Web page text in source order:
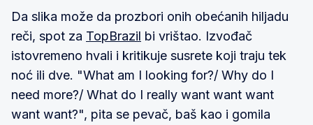
Da slika može da prozbori onih obećanih hiljadu
reči, spot za TopBrazil bi vrištao. Izvođač
istovremeno hvali i kritikuje susrete koji traju tek
noć ili dve. "What am I looking for?/ Why do I
need more?/ What do I really want want want
want want?", pita se pevač, baš kao i gomila